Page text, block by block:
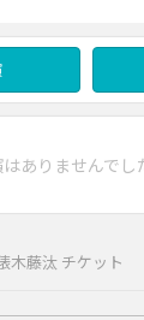
木藤汰 チケット
ありませんでし